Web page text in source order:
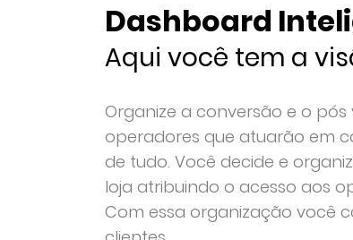
Dashboard
Aqui você tem a
Organize a conversão e o
operadores que atuarão em
de tudo. Você decide e
loja atribuindo o acesso aos
Com essa organização você